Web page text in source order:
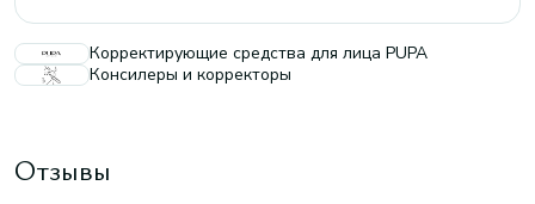
Корректирующие средства для лица PUPA
Консилеры и корректоры
Отзывы